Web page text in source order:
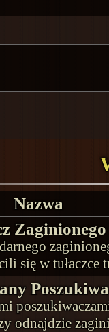
Nazwa
się w tułaczce
odnajdzie